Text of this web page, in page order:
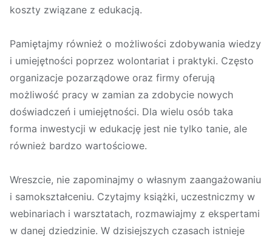
koszty związane z edukacją.
Pamiętajmy również o możliwości zdobywania wiedzy
i umiejętności poprzez wolontariat i praktyki. Często
organizacje pozarządowe oraz firmy oferują
możliwość pracy w zamian za zdobycie nowych
doświadczeń i umiejętności. Dla wielu osób taka
forma inwestycji w edukację jest nie tylko tanie, ale
również bardzo wartościowe.
Wreszcie, nie zapominajmy o własnym zaangażowaniu
i samokształceniu. Czytajmy książki, uczestniczmy w
webinariach i warsztatach, rozmawiajmy z ekspertami
w danej dziedzinie. W dzisiejszych czasach istnieje